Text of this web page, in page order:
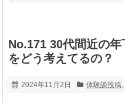
No.171 30代間近の
をどう考えてるの？
2024年11月2日 体験談投稿,